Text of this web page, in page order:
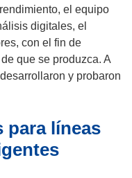
a
n
t
a
el equipo
digitales, el
con el fin de
que se produzca. A
y probaron
para líneas